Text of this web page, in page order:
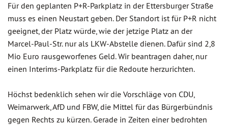
Für den geplanten P+R-Parkplatz in der Ettersburger Straße
muss es einen Neustart geben. Der Standort ist für P+R nicht
geeignet, der Platz würde, wie der jetzige Platz an der
Marcel-Paul-Str. nur als LKW-Abstelle dienen. Dafür sind 2,8
Mio Euro rausgeworfenes Geld. Wir beantragen daher, nur
einen Interims-Parkplatz für die Redoute herzurichten.
Höchst bedenklich sehen wir die Vorschläge von CDU,
Weimarwerk, AfD und FBW, die Mittel für das Bürgerbündnis
gegen Rechts zu kürzen. Gerade in Zeiten einer bedrohten